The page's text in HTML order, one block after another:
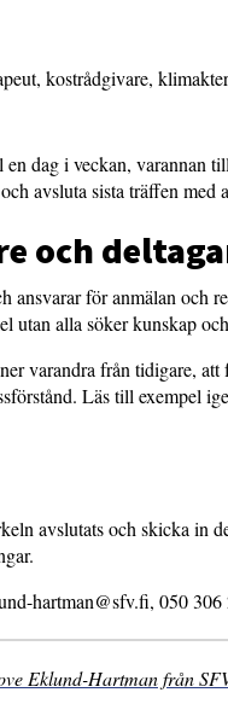
kostrådgivare,
dag i veckan, varannan
avsluta sista träffen med
och
för anmälan och
utan alla söker kunskap
varandra från tidigare, att
Läs till exempel
avslutats och skicka in
hartman@sfv.fi, 050 306
Eklund-Hartman från